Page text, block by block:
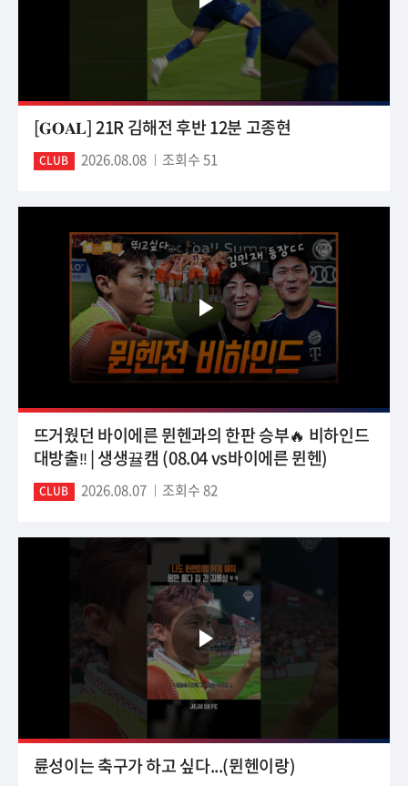
[𝐆𝐎𝐀𝐋] 21R 김해전 후반 12분 고종현
CLUB 2026.08.08 조회수 51
뜨거웠던 바이에른 뮌헨과의 한판 승부🔥 비하인드
대방출‼️ | 생생뀰캠 (08.04 vs바이에른 뮌헨)
CLUB 2026.08.07 조회수 82
륜성이는 축구가 하고 싶다...(뮌헨이랑)